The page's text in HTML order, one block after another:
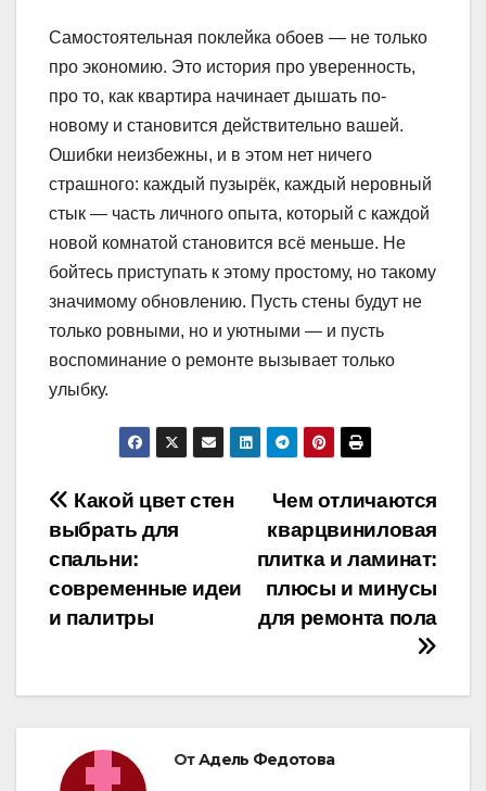
Самостоятельная поклейка обоев — не только
про экономию. Это история про уверенность,
про то, как квартира начинает дышать по-
новому и становится действительно вашей.
Ошибки неизбежны, и в этом нет ничего
страшного: каждый пузырёк, каждый неровный
стык — часть личного опыта, который с каждой
новой комнатой становится всё меньше. Не
бойтесь приступать к этому простому, но такому
значимому обновлению. Пусть стены будут не
только ровными, но и уютными — и пусть
воспоминание о ремонте вызывает только
улыбку.
Навигация
по
записям
Чем отличаются
кварцвиниловая
плитка и ламинат:
плюсы и минусы
для ремонта пола
Какой цвет стен
выбрать для
спальни:
современные идеи
и палитры
ОтАдель Федотова